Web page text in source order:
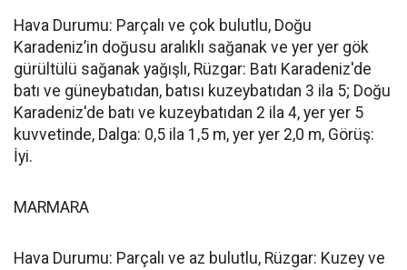
Hava Durumu: Parçalı ve çok bulutlu, Doğu
Karadeniz’in doğusu aralıklı sağanak ve yer yer gök
gürültülü sağanak yağışlı, Rüzgar: Batı Karadeniz'de
batı ve güneybatıdan, batısı kuzeybatıdan 3 ila 5; Doğu
Karadeniz'de batı ve kuzeybatıdan 2 ila 4, yer yer 5
kuvvetinde, Dalga: 0,5 ila 1,5 m, yer yer 2,0 m, Görüş:
İyi.
MARMARA
Hava Durumu: Parçalı ve az bulutlu, Rüzgar: Kuzey ve